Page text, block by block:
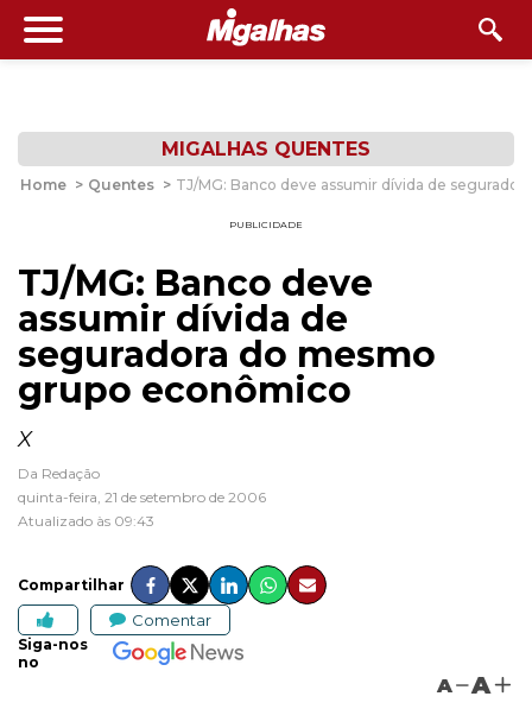
MIGALHAS QUENTES
Home > Quentes > TJ/MG: Banco deve assumir dívida de
PUBLICIDADE
TJ/MG: Banco deve
assumir dívida de
seguradora do mesmo
grupo econômico
X
Da Redação
quinta-feira, 21 de setembro de 2006
Atualizado às 09:43
Compartilhar
Comentar
Siga-nos
no
A A